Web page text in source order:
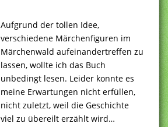
Aufgrund der tollen Idee,
verschiedene Märchenfiguren im
Märchenwald aufeinandertreffen zu
lassen, wollte ich das Buch
unbedingt lesen. Leider konnte es
meine Erwartungen nicht erfüllen,
nicht zuletzt, weil die Geschichte
viel zu übereilt erzählt wird…